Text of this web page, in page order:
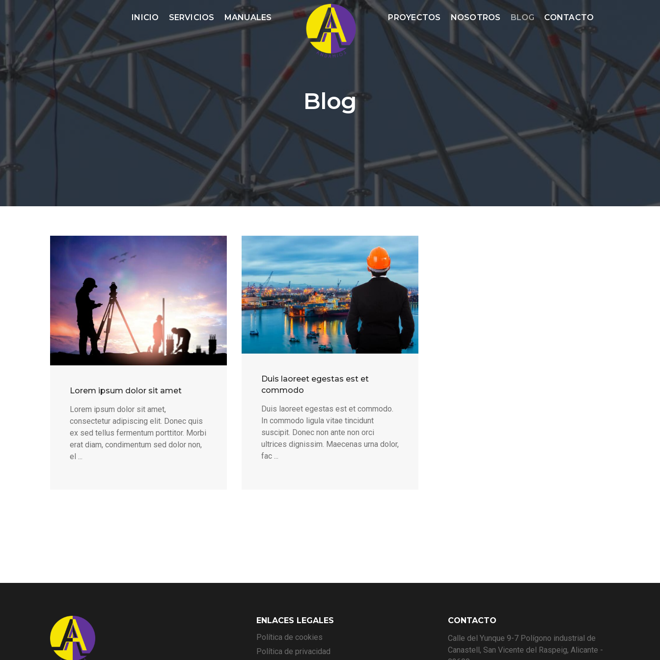
INICIO SERVICIOS MANUALES PROYECTOS NOSOTROS BLOG CONTACTO
Blog
Lorem ipsum dolor sit amet
Lorem ipsum dolor sit amet,
consectetur adipiscing elit. Donec quis
ex sed tellus fermentum porttitor. Morbi
erat diam, condimentum sed dolor non,
el ...
Duis laoreet egestas est et
commodo
Duis laoreet egestas est et commodo.
In commodo ligula vitae tincidunt
suscipit. Donec non ante non orci
ultrices dignissim. Maecenas urna dolor,
fac ...
ENLACES LEGALES
Política de cookies
Política de privacidad
CONTACTO
Calle del Yunque 9-7 Polígono industrial de
Canastell, San Vicente del Raspeig, Alicante -